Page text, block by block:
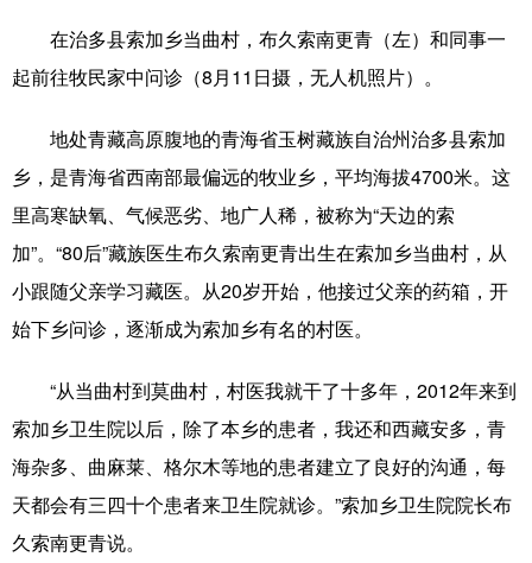
彩票 娱乐 时尚
文化产业
地方频道
天津 河北
江西
山东 河南 湖北 湖南
广东 广西 海南 重庆
在治多县索加乡当曲村，布久索南更青（左）和同事一
起前往牧民家中问诊（8月11日摄，无人机照片）。
地处青藏高原腹地的青海省玉树藏族自治州治多县索加
乡，是青海省西南部最偏远的牧业乡，平均海拔4700米。这
里高寒缺氧、气候恶劣、地广人稀，被称为“天边的索
加”。“80后”藏族医生布久索南更青出生在索加乡当曲村，从
小跟随父亲学习藏医。从20岁开始，他接过父亲的药箱，开
始下乡问诊，逐渐成为索加乡有名的村医。
“从当曲村到莫曲村，村医我就干了十多年，2012年来到
索加乡卫生院以后，除了本乡的患者，我还和西藏安多，青
海杂多、曲麻莱、格尔木等地的患者建立了良好的沟通，每
天都会有三四十个患者来卫生院就诊。”索加乡卫生院院长布
久索南更青说。